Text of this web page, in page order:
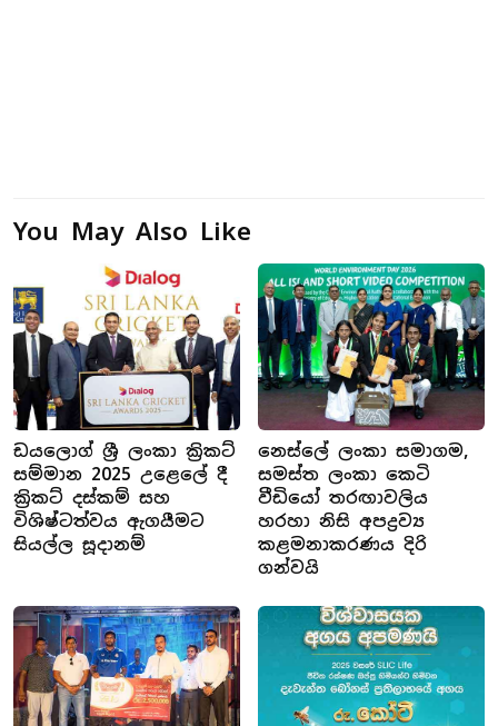
You May Also Like
ඩයලොග් ශ්‍රී ලංකා ක්‍රිකට්
සම්මාන 2025 උළෙලේ දී
ක්‍රිකට් දස්කම් සහ
විශිෂ්ටත්වය ඇගයීමට
සියල්ල සූදානම්
නෙස්ලේ ලංකා සමාගම,
සමස්ත ලංකා කෙටි
වීඩියෝ තරඟාවලිය
හරහා නිසි අපද්‍රව්‍ය
කළමනාකරණය දිරි
ගන්වයි